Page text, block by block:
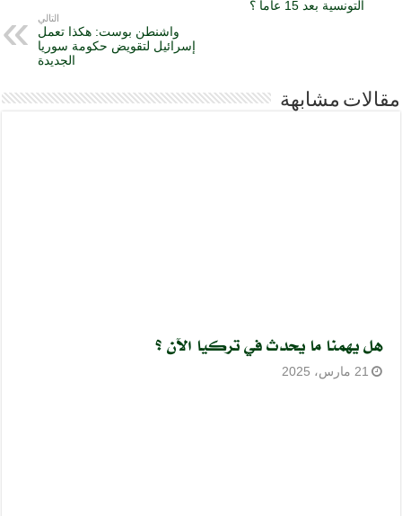
التونسية بعد 15 عاما ؟
التالي
واشنطن بوست: هكذا تعمل
إسرائيل لتقويض حكومة سوريا
الجديدة
مقالات مشابهة
هل يهمنا ما يحدث في تركيا الآن ؟
21 مارس، 2025